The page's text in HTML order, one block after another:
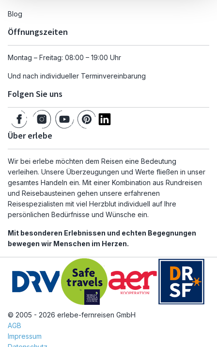
Blog
Öffnungszeiten
Montag – Freitag: 08:00 – 19:00 Uhr
Und nach individueller Terminvereinbarung
Folgen Sie uns
Über erlebe
Wir bei erlebe möchten dem Reisen eine Bedeutung
verleihen. Unsere Überzeugungen und Werte fließen in unser
gesamtes Handeln ein. Mit einer Kombination aus Rundreisen
und Reisebausteinen gehen unsere erfahrenen
Reisespezialisten mit viel Herzblut individuell auf Ihre
persönlichen Bedürfnisse und Wünsche ein.
Mit besonderen Erlebnissen und echten Begegnungen
bewegen wir Menschen im Herzen.
© 2005 - 2026 erlebe-fernreisen GmbH
AGB
Impressum